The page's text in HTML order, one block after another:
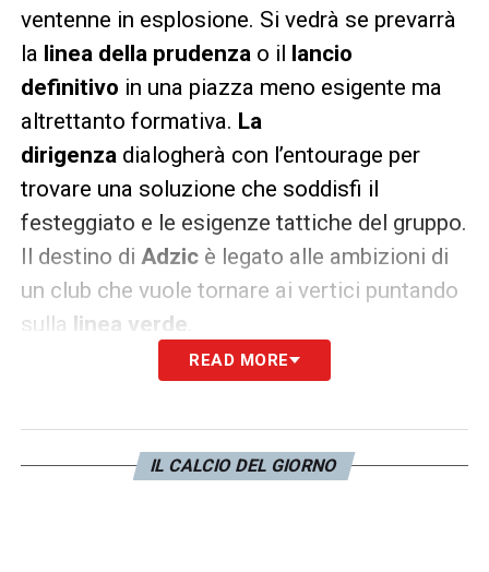
ventenne in esplosione. Si vedrà se prevarrà
la linea della prudenzao il lancio
definitivo in una piazza meno esigente ma
altrettanto formativa. La
dirigenzadialogherà con l’entourage per
trovare una soluzione che soddisfi il
festeggiato e le esigenze tattiche del gruppo.
Il destino di Adzicè legato alle ambizioni di
un club che vuole tornare ai vertici puntando
sulla linea verde
READ MORE
IL CALCIO DEL GIORNO